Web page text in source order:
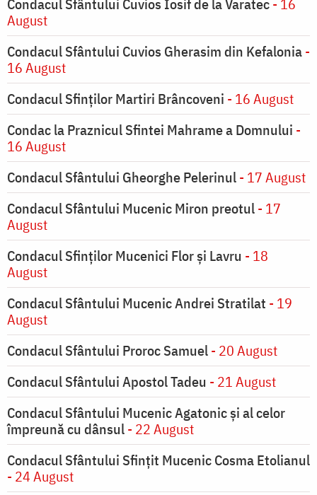
Condacul Sfântului Cuvios Iosif de la Varatec- 16
August
Condacul Sfântului Cuvios Gherasim din Kefalonia-
16 August
Condacul Sfinților Martiri Brâncoveni - 16 August
Condac la Praznicul Sfintei Mahrame a Domnului -
16 August
Condacul Sfântului Gheorghe Pelerinul- 17 August
Condacul Sfântului Mucenic Miron preotul- 17
August
Condacul Sfinţilor Mucenici Flor şi Lavru - 18
August
Condacul Sfântului Mucenic Andrei Stratilat - 19
August
Condacul Sfântului Proroc Samuel- 20 August
Condacul Sfântului Apostol Tadeu - 21 August
Condacul Sfântului Mucenic Agatonic şi al celor
împreună cu dânsul- 22 August
Condacul Sfântului Sfinţit Mucenic Cosma Etolianul
- 24 August